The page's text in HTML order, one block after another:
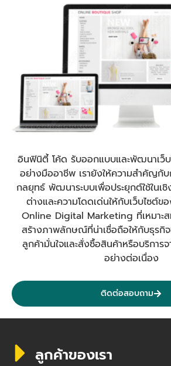
อินฟินิตี้ โค้ด รับออกแบบและพัฒนาเว็
อย่างมืออาชีพ เรายังให้ความสำคัญกั
กลยุทธ์ พัฒนาระบบเพื่อประยุกต์ใช้ในเ
ต่างและความโดดเด่นให้กับเว็บไซต์
Online Digital Marketing ที่เหมาะ
สร้างภาพลักษณ์ที่น่าเชื่อถือให้กับธุรกิ
ลูกค้ามั่นใจและสั่งซื้อสินค้าหรือบริการ
อย่างต่อเนื่อง
ติดต่อสอบถาม
ลูกค้าของเรา